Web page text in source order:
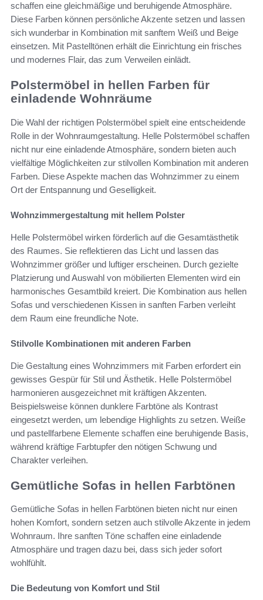
schaffen eine gleichmäßige und beruhigende Atmosphäre.
Diese Farben können persönliche Akzente setzen und lassen
sich wunderbar in Kombination mit sanftem Weiß und Beige
einsetzen. Mit Pastelltönen erhält die Einrichtung ein frisches
und modernes Flair, das zum Verweilen einlädt.
Polstermöbel in hellen Farben für
einladende Wohnräume
Die Wahl der richtigen Polstermöbel spielt eine entscheidende
Rolle in der Wohnraumgestaltung. Helle Polstermöbel schaffen
nicht nur eine einladende Atmosphäre, sondern bieten auch
vielfältige Möglichkeiten zur stilvollen Kombination mit anderen
Farben. Diese Aspekte machen das Wohnzimmer zu einem
Ort der Entspannung und Geselligkeit.
Wohnzimmergestaltung mit hellem Polster
Helle Polstermöbel wirken förderlich auf die Gesamtästhetik
des Raumes. Sie reflektieren das Licht und lassen das
Wohnzimmer größer und luftiger erscheinen. Durch gezielte
Platzierung und Auswahl von möbilierten Elementen wird ein
harmonisches Gesamtbild kreiert. Die Kombination aus hellen
Sofas und verschiedenen Kissen in sanften Farben verleiht
dem Raum eine freundliche Note.
Stilvolle Kombinationen mit anderen Farben
Die Gestaltung eines Wohnzimmers mit Farben erfordert ein
gewisses Gespür für Stil und Ästhetik. Helle Polstermöbel
harmonieren ausgezeichnet mit kräftigen Akzenten.
Beispielsweise können dunklere Farbtöne als Kontrast
eingesetzt werden, um lebendige Highlights zu setzen. Weiße
und pastellfarbene Elemente schaffen eine beruhigende Basis,
während kräftige Farbtupfer den nötigen Schwung und
Charakter verleihen.
Gemütliche Sofas in hellen Farbtönen
Gemütliche Sofas in hellen Farbtönen bieten nicht nur einen
hohen Komfort, sondern setzen auch stilvolle Akzente in jedem
Wohnraum. Ihre sanften Töne schaffen eine einladende
Atmosphäre und tragen dazu bei, dass sich jeder sofort
wohlfühlt.
Die Bedeutung von Komfort und Stil